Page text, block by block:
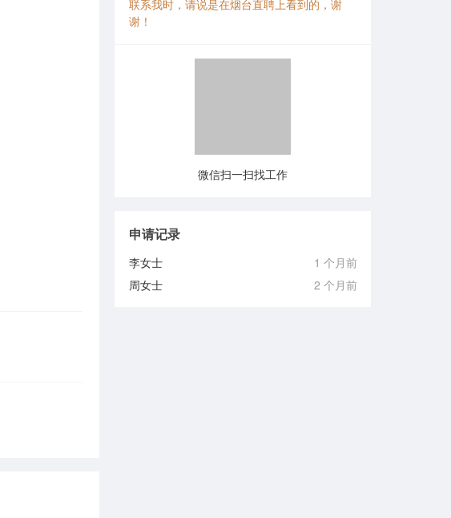
联系我时，请说是在烟台直聘上看到的，谢
谢！
微信扫一扫找工作
申请记录
李女士
1 个月前
周女士
2 个月前